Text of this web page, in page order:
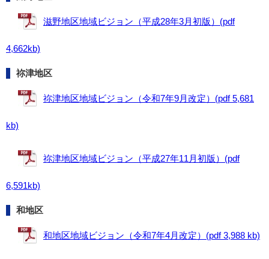
滋野地区地域ビジョン（平成28年3月初版）(pdf
4,662kb)
祢津地区
祢津地区地域ビジョン（令和7年9月改定）(pdf 5,681
kb)
祢津地区地域ビジョン（平成27年11月初版）(pdf
6,591kb)
和地区
和地区地域ビジョン（令和7年4月改定）(pdf 3,988 kb)